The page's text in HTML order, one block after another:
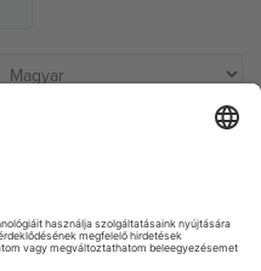
United Kingdom
167 City Road, London, Greater